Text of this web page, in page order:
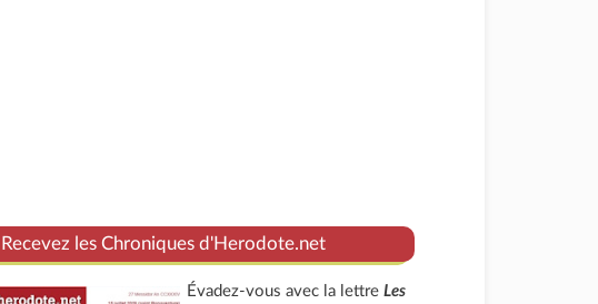
Recevez les Chroniques d'Herodote.net
Évadez-vous avec la lettreLes